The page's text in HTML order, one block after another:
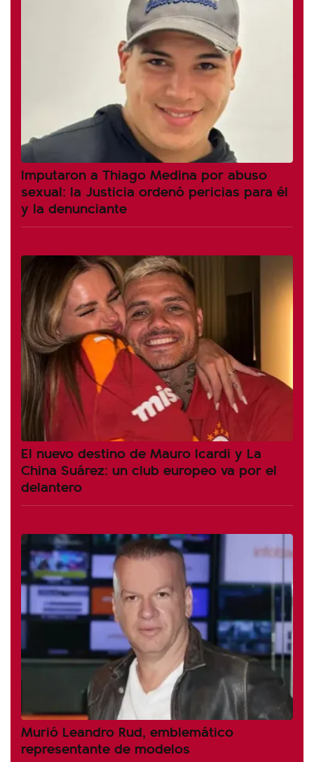
Imputaron a Thiago Medina por abuso
sexual: la Justicia ordenó pericias para él
y la denunciante
El nuevo destino de Mauro Icardi y La
China Suárez: un club europeo va por el
delantero
Murió Leandro Rud, emblemático
representante de modelos